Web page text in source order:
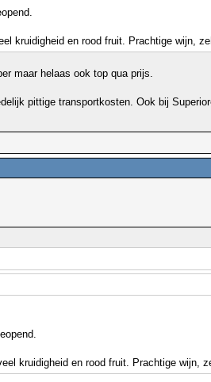
kruidigheid en rood fruit. Prachtige wijn,
maar helaas ook top qua prijs.
pittige transportkosten. Ook bij
kruidigheid en rood fruit. Prachtige wijn,